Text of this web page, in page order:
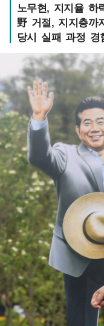
노무현, 지지율 하
野 거절, 지지층까
당시 실패 과정 경